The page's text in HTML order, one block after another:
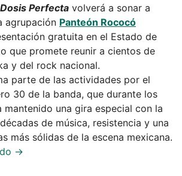
Perfecta volverá a sonar a
agrupación Panteón Rococó
gratuita en el Estado de
que promete reunir a cientos de
y del rock nacional.
parte de las actividades por el
30 de la banda, que durante los
mantenido una gira especial con la
de música, resistencia y una
más sólidas de la escena mexicana.